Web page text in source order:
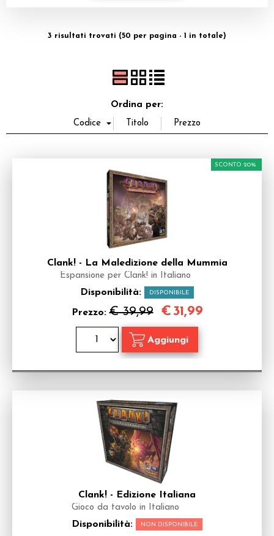
Accessori3 risultati trovati (50 per pagina - 1 in totale)
Ordina per:
Clank! - La Maledizione della Mummia
Espansione per Clank! in Italiano
Disponibilità: DISPONIBILE
Prezzo:€ 39,99
SCONTO 20%
€ 31,99
Clank! - Edizione Italiana
Gioco da tavolo in Italiano
Disponibilità: NON DISPONIBILE